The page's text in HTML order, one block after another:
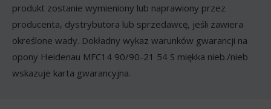
produkt zostanie wymieniony lub naprawiony przez
producenta, dystrybutora lub sprzedawcę, jeśli zawiera
określone wady. Dokładny wykaz warunków gwarancji na
opony Heidenau MFC14 90/90-21 54 S miękka nieb./nieb
wskazuje karta gwarancyjna.